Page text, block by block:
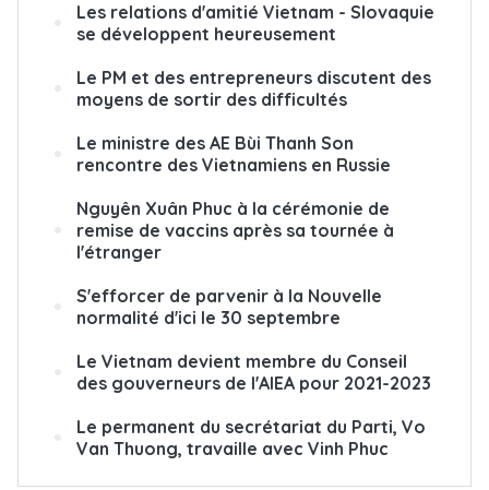
Les relations d'amitié Vietnam - Slovaquie
se développent heureusement
Le PM et des entrepreneurs discutent des
moyens de sortir des difficultés
Le ministre des AE Bùi Thanh Son
rencontre des Vietnamiens en Russie
Nguyên Xuân Phuc à la cérémonie de
remise de vaccins après sa tournée à
l'étranger
S'efforcer de parvenir à la Nouvelle
normalité d'ici le 30 septembre
Le Vietnam devient membre du Conseil
des gouverneurs de l'AIEA pour 2021-2023
Le permanent du secrétariat du Parti, Vo
Van Thuong, travaille avec Vinh Phuc